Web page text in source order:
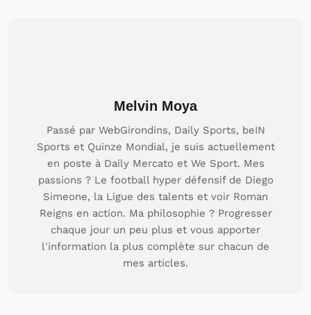
Melvin Moya
Passé par WebGirondins, Daily Sports, beIN
Sports et Quinze Mondial, je suis actuellement
en poste à Daily Mercato et We Sport. Mes
passions ? Le football hyper défensif de Diego
Simeone, la Ligue des talents et voir Roman
Reigns en action. Ma philosophie ? Progresser
chaque jour un peu plus et vous apporter
l'information la plus complète sur chacun de
mes articles.